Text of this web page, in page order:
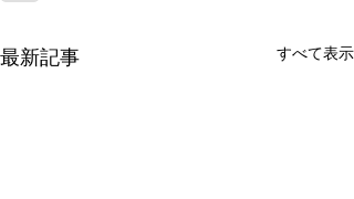
最新記事 すべて表示